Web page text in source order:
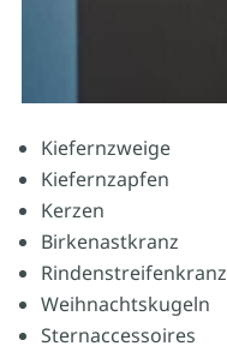
Kiefernzweige
Kiefernzapfen
Kerzen
Birkenastkranz
Rindenstreifenkranz
Weihnachtskugeln
Sternaccessoires